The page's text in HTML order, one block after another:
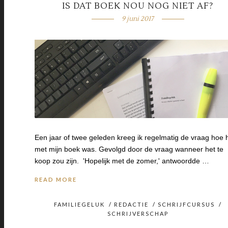
IS DAT BOEK NOU NOG NIET AF?
9 juni 2017
Een jaar of twee geleden kreeg ik regelmatig de vraag hoe
met mijn boek was. Gevolgd door de vraag wanneer het te
koop zou zijn. 'Hopelijk met de zomer,' antwoordde …
READ MORE
FAMILIEGELUK / REDACTIE / SCHRIJFCURSUS
/
SCHRIJVERSCHAP